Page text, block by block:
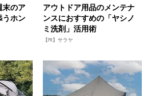
末のア
うホン
アウトドア用品のメンテナ
ンスにおすすめの「ヤシノ
ミ洗剤」活用術
【PR】サラヤ